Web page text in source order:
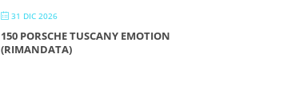
31 DIC 2026
150 PORSCHE TUSCANY EMOTION
(RIMANDATA)